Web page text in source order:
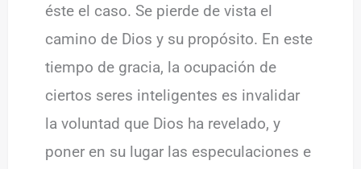
éste el caso. Se pierde de vista el
camino de Dios y su propósito. En este
tiempo de gracia, la ocupación de
ciertos seres inteligentes es invalidar
la voluntad que Dios ha revelado, y
poner en su lugar las especulaciones e